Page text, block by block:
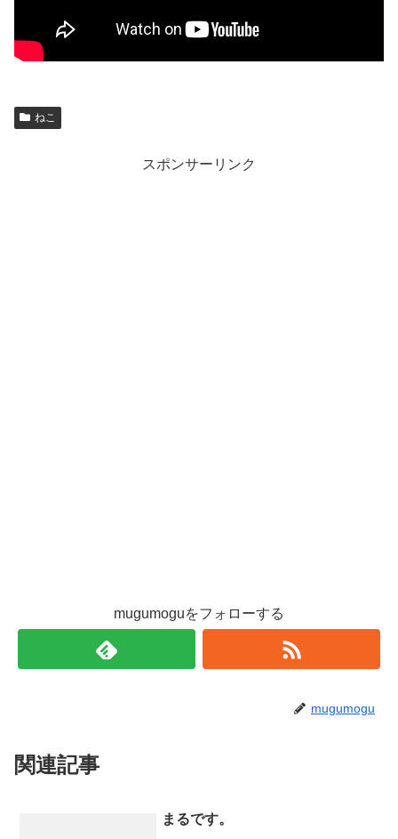
ねこ
スポンサーリンク
mugumoguをフォローする
mugumogu
関連記事
まるです。